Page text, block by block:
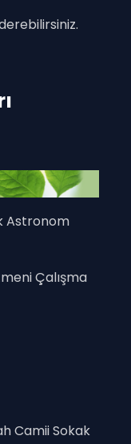
Astronom
Çalışma
Camii Sokak